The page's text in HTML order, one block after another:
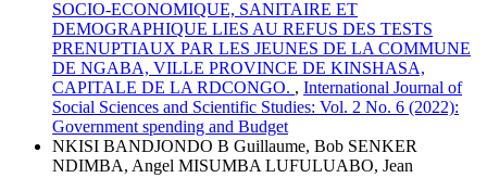
SOCIO-ECONOMIQUE, SANITAIRE ET
DEMOGRAPHIQUE LIES AU REFUS DES TESTS
PRENUPTIAUX PAR LES JEUNES DE LA COMMUNE
DE NGABA, VILLE PROVINCE DE KINSHASA,
CAPITALE DE LA RDCONGO. , International Journal of
Social Sciences and Scientific Studies: Vol. 2 No. 6 (2022):
Government spending and Budget
NKISI BANDJONDO B Guillaume, Bob SENKER
NDIMBA, Angel MISUMBA LUFULUABO, Jean